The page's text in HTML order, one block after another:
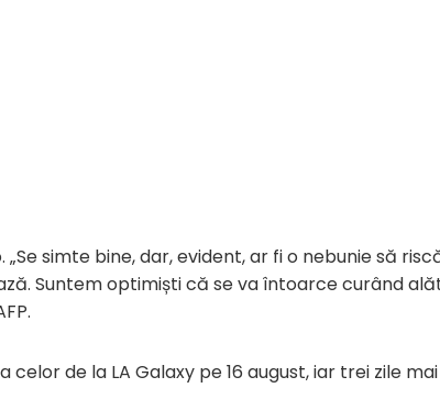
„Se simte bine, dar, evident, ar fi o nebunie să
Suntem optimiști că se va întoarce curând
de la LA Galaxy pe 16 august, iar trei zile mai